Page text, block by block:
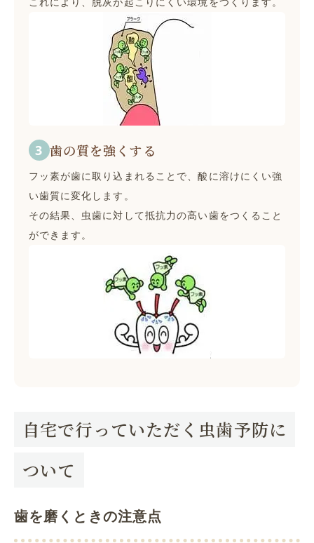
歯の質を強くする
フッ素が歯に取り込まれることで、酸に溶けにくい強
い歯質に変化します。
その結果、虫歯に対して抵抗力の高い歯をつくること
ができます。
自宅で行っていただく虫歯予防に
ついて
歯を磨くときの注意点